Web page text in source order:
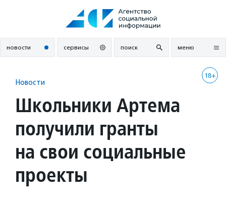
новости сервисы поиск меню
18+
Новости
Школьники Артема
получили гранты
на свои социальные
проекты